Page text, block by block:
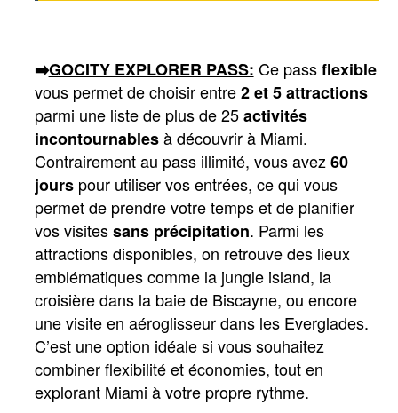
➡️GOCITY EXPLORER PASS: Ce pass flexible
vous permet de choisir entre 2 et 5 attractions
parmi une liste de plus de 25 activités
incontournables à découvrir à Miami.
Contrairement au pass illimité, vous avez 60
jours pour utiliser vos entrées, ce qui vous
permet de prendre votre temps et de planifier
vos visites sans précipitation. Parmi les
attractions disponibles, on retrouve des lieux
emblématiques comme la jungle island, la
croisière dans la baie de Biscayne, ou encore
une visite en aéroglisseur dans les Everglades.
C’est une option idéale si vous souhaitez
combiner flexibilité et économies, tout en
explorant Miami à votre propre rythme.